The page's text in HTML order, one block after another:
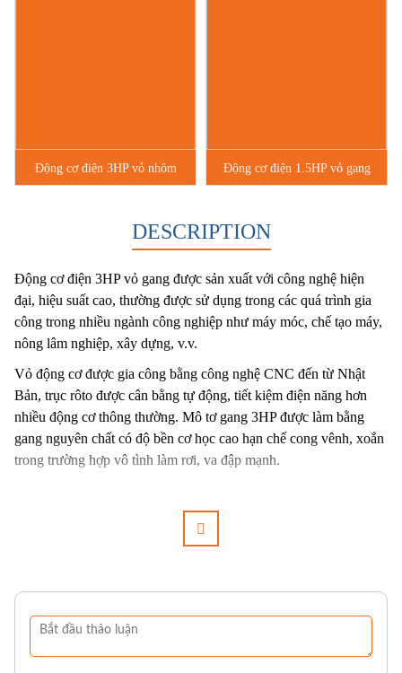
Động cơ điện 3HP vỏ nhôm Động cơ điện 1.5HP vỏ gang
DESCRIPTION
Động cơ điện 3HP vỏ gang được sản xuất với công nghệ hiện
đại, hiệu suất cao, thường được sử dụng trong các quá trình gia
công trong nhiều ngành công nghiệp như máy móc, chế tạo máy,
nông lâm nghiệp, xây dựng, v.v.
Vỏ động cơ được gia công bằng công nghệ CNC đến từ Nhật
Bản, trục rôto được cân bằng tự động, tiết kiệm điện năng hơn
nhiều động cơ thông thường. Mô tơgang 3HP được làm bằng
gang nguyên chất có độ bền cơ học cao hạn chế cong vênh, xoắn
trong trường hợp vô tình làm rơi, va đập mạnh.
Thông số kỹ thuật động cơ điện 3HP vỏ gang
Hệ số công suất: 1.15